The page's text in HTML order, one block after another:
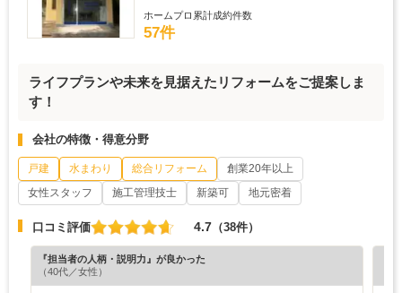
ホームプロ累計成約件数
57件
ライフプランや未来を見据えたリフォームをご提案しま
す！
会社の特徴・得意分野
戸建 水まわり 総合リフォーム
創業20年以上
女性スタッフ
施工管理技士 新築可 地元密着
口コミ評価 4.7 （38件）
『担当者の人柄・説明力』が良かった
（40代／女性）